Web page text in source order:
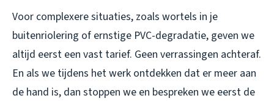
Voor complexere situaties, zoals wortels in je
buitenriolering of ernstige PVC-degradatie, geven we
altijd eerst een vast tarief. Geen verrassingen achteraf.
En als we tijdens het werk ontdekken dat er meer aan
de hand is, dan stoppen we en bespreken we eerst de